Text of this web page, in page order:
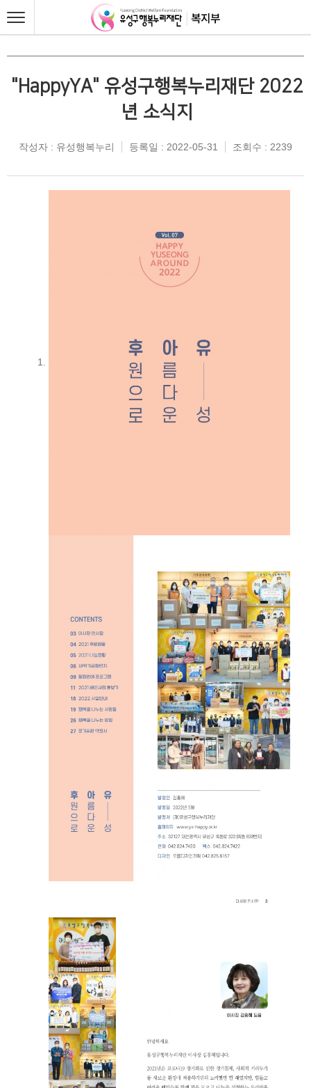
"HappyYA" 유성구행복누리재단 2022
년 소식지
작성자 : 유성행복누리 등록일 : 2022-05-31 조회수 : 2239